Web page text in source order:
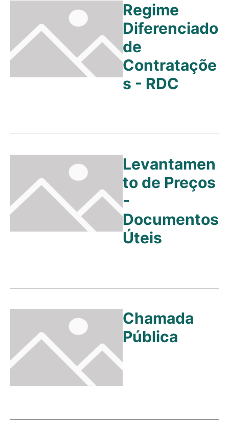
Regime
Diferenciado
de
Contrataçõe
s - RDC
Levantamen
to de Preços
-
Documentos
Úteis
Chamada
Pública